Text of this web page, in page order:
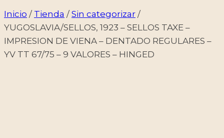
Inicio / Tienda / Sin categorizar /
YUGOSLAVIA/SELLOS, 1923 – SELLOS TAXE –
IMPRESION DE VIENA – DENTADO REGULARES –
YV TT 67/75 – 9 VALORES – HINGED